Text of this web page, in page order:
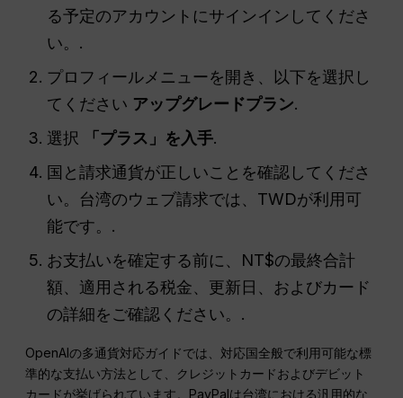
る予定のアカウントにサインインしてくださ
い。.
プロフィールメニューを開き、以下を選択し
てください アップグレードプラン.
選択
「プラス」を入手.
国と請求通貨が正しいことを確認してくださ
い。台湾のウェブ請求では、TWDが利用可
能です。.
お支払いを確定する前に、NT$の最終合計
額、適用される税金、更新日、およびカード
の詳細をご確認ください。.
OpenAIの多通貨対応ガイドでは、対応国全般で利用可能な標
準的な支払い方法として、クレジットカードおよびデビット
カードが挙げられています。PayPalは台湾における汎用的な